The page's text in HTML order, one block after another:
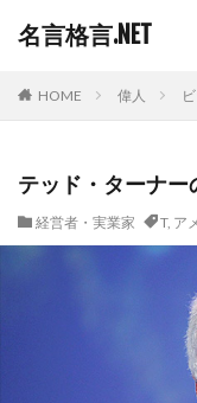
名言格言.NET
HOME 偉人
テッド・ターナー
経営者・実業家 T, ア